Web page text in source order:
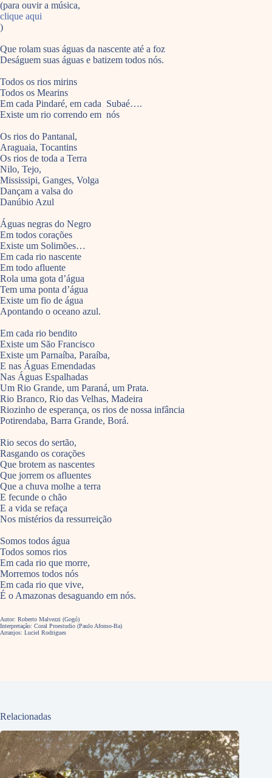
(para ouvir a música,
clique aqui
)
Que rolam suas águas da nascente até a foz
Deságuem suas águas e batizem todos nós.
Todos os rios mirins
Todos os Mearins
Em cada Pindaré, em cada Subaé….
Existe um rio correndo em nós
Os rios do Pantanal,
Araguaia, Tocantins
Os rios de toda a Terra
Nilo, Tejo,
Mississipi, Ganges, Volga
Dançam a valsa do
Danúbio Azul
Águas negras do Negro
Em todos corações
Existe um Solimões…
Em cada rio nascente
Em todo afluente
Rola uma gota d’água
Tem uma ponta d’água
Existe um fio de água
Apontando o oceano azul.
Em cada rio bendito
Existe um São Francisco
Existe um Parnaíba, Paraíba,
E nas Águas Emendadas
Nas Águas Espalhadas
Um Rio Grande, um Paraná, um Prata.
Rio Branco, Rio das Velhas, Madeira
Riozinho de esperança, os rios de nossa infância
Potirendaba, Barra Grande, Borá.
Rio secos do sertão,
Rasgando os corações
Que brotem as nascentes
Que jorrem os afluentes
Que a chuva molhe a terra
E fecunde o chão
E a vida se refaça
Nos mistérios da ressurreição
Somos todos água
Todos somos rios
Em cada rio que morre,
Morremos todos nós
Em cada rio que vive,
É o Amazonas desaguando em nós.
Autor: Roberto Malvezzi (Gogó)
Interpretação: Coral Proestudio (Paulo Afonso-Ba)
Arranjos: Luciel Rodrigues
Relacionadas